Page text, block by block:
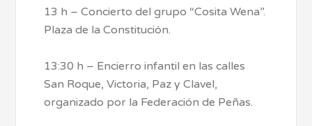
13 h – Concierto del grupo “Cosita Wena”.
Plaza de la Constitución.
13:30 h – Encierro infantil en las calles
San Roque, Victoria, Paz y Clavel,
organizado por la Federación de Peñas.